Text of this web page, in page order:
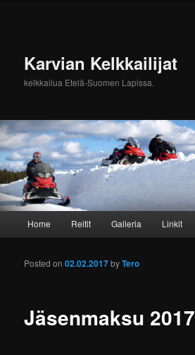
Karvian Kelkkailijat
kelkkailua Etelä-Suomen Lapissa.
Skip to primary content
Skip to secondary content
Home Reitit Galleria Linkit
Post navigation
Jäsenmaksu 2017
Posted on02.02.2017byTero